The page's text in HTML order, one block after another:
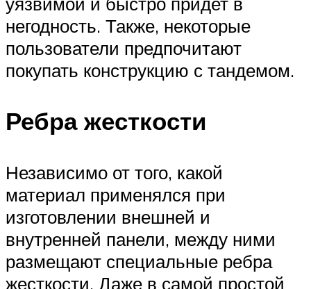
негодность. Также, некоторые
пользователи предпочитают
покупать конструкцию с тандемом.
Ребра жесткости
Независимо от того, какой
материал применялся при
изготовлении внешней и
внутренней панели, между ними
размещают специальные ребра
жесткости. Даже в самой простой